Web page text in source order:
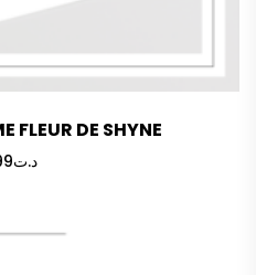
FLEUR DE SHYNE
د.ت